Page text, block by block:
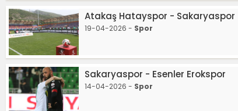
Atakaş Hatayspor - Sakaryaspor
19-04-2026 - Spor
Sakaryaspor - Esenler Erokspor
14-04-2026 - Spor